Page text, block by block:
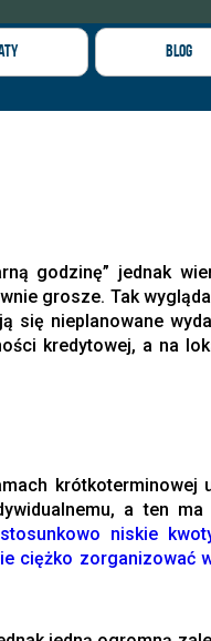
Blog
godzinę” jednak
grosze. Tak
się nieplanowane
kredytowej, a na
krótkoterminowej
a ten
niskie
ciężko zorganizować